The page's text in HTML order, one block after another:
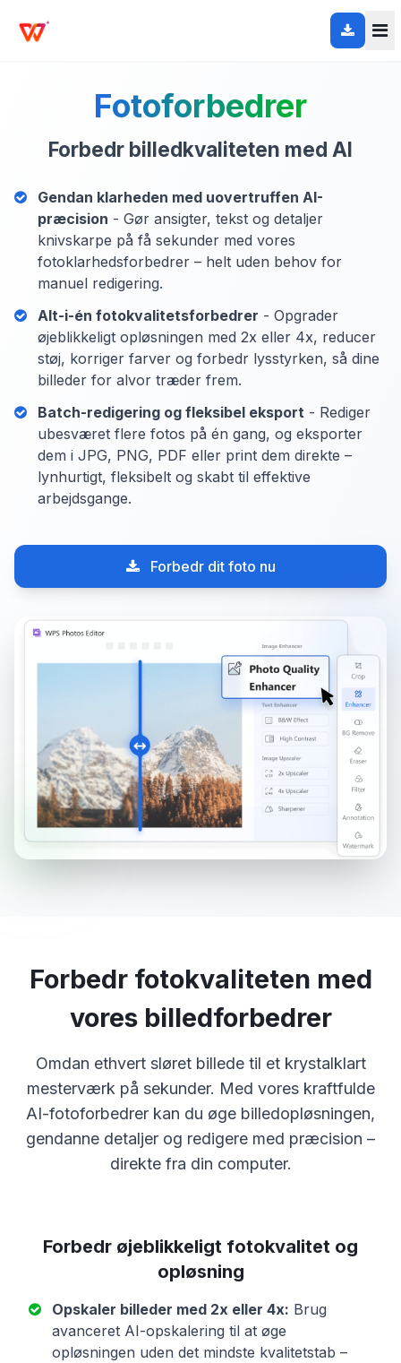
Fotoforbedrer
Forbedr billedkvaliteten med AI
Gendan klarheden med uovertruffen AI-
præcision - Gør ansigter, tekst og detaljer
knivskarpe på få sekunder med vores
fotoklarhedsforbedrer – helt uden behov for
manuel redigering.
Alt-i-én fotokvalitetsforbedrer - Opgrader
øjeblikkeligt opløsningen med 2x eller 4x, reducer
støj, korriger farver og forbedr lysstyrken, så dine
billeder for alvor træder frem.
Batch-redigering og fleksibel eksport - Rediger
ubesværet flere fotos på én gang, og eksporter
dem i JPG, PNG, PDF eller print dem direkte –
lynhurtigt, fleksibelt og skabt til effektive
arbejdsgange.
Forbedr dit foto nu
Forbedr fotokvaliteten med
vores billedforbedrer
Omdan ethvert sløret billede til et krystalklart
mesterværk på sekunder. Med vores kraftfulde
AI-fotoforbedrer kan du øge billedopløsningen,
gendanne detaljer og redigere med præcision –
direkte fra din computer.
Forbedr øjeblikkeligt fotokvalitet og
opløsning
Opskaler billeder med 2x eller 4x: Brug
avanceret AI-opskalering til at øge
opløsningen uden det mindste kvalitetstab –